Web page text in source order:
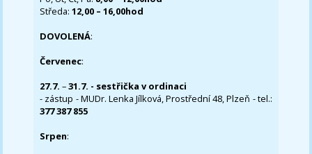
Středa:12,00 – 16,00hod
DOVOLENÁ:
Červenec:
27.7.–31.7. - sestřička v ordinaci
- zástup - MUDr. Lenka Jílková, Prostřední 48, Plzeň - tel.:
377 387 855
Srpen: